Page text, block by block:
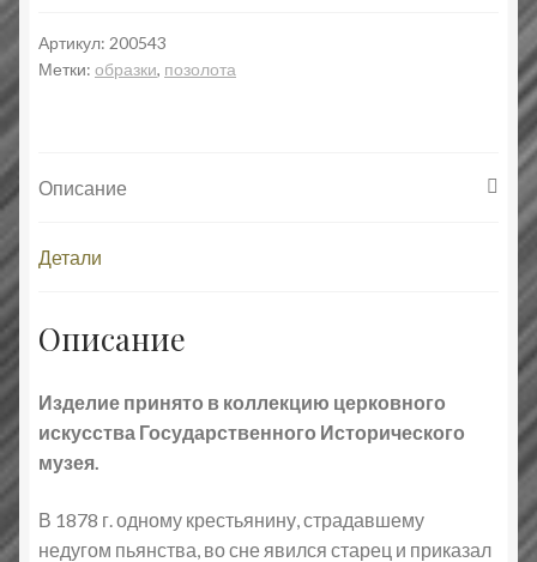
Матери
«Неупиваемая
Артикул: 200543
Метки: образки, позолота
Описание
Детали
Описание
Изделие принято в коллекцию церковного
искусства Государственного Исторического
музея.
В 1878 г. одному крестьянину, страдавшему
недугом пьянства, во сне явился старец и приказал